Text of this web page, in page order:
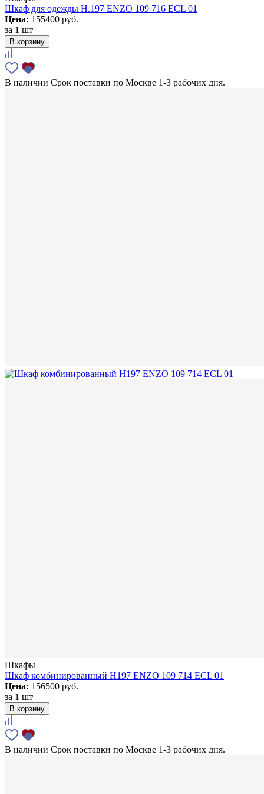
Шкаф для одежды H.197 ENZO 109 716 ECL 01
Цена: 155400 руб.
за 1 шт
В корзину
В наличии Срок поставки по Москве 1-3 рабочих дня.
Шкафы
Шкаф комбинированный H197 ENZO 109 714 ECL 01
Цена: 156500 руб.
за 1 шт
В корзину
В наличии Срок поставки по Москве 1-3 рабочих дня.